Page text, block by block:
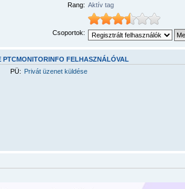
Rang: Aktív tag
Csoportok:
PTCMONITORINFO FELHASZNÁLÓVAL
PÜ: Privát üzenet küldése